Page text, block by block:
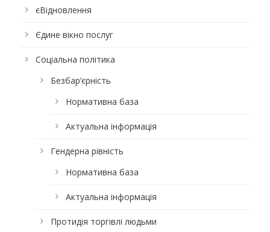
єВідновлення
Єдине вікно послуг
Соціальна політика
Безбар’єрність
Нормативна база
Актуальна інформація
Гендерна рівність
Нормативна база
Актуальна інформація
Протидія торгівлі людьми